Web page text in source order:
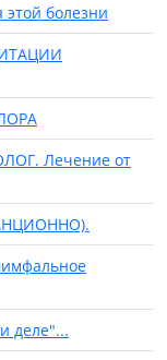
болезни
Лечение от
деле"...